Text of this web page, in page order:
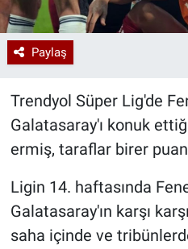
Paylaş
Trendyol Süper Lig'de
Galatasaray'ı konuk
ermiş, taraflar birer
Ligin 14. haftasında
Galatasaray'ın karşı
saha içinde ve
Ramazan